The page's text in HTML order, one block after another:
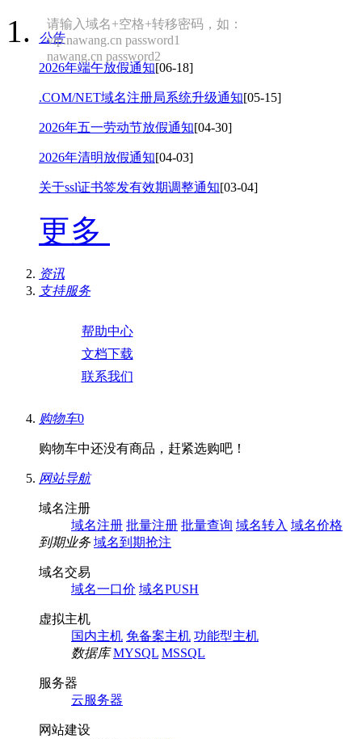
公告
2026年端午放假通知[06-18]
.COM/NET域名注册局系统升级通知[05-15]
2026年五一劳动节放假通知[04-30]
2026年清明放假通知[04-03]
关于ssl证书签发有效期调整通知[03-04]
更多
资讯
支持服务
帮助中心
文档下载
联系我们
购物车0
购物车中还没有商品，赶紧选购吧！
网站导航
域名注册
域名注册 批量注册 批量查询 域名转入 域名价格
到期业务 域名到期抢注
域名交易
域名一口价 域名PUSH
虚拟主机
国内主机 免备案主机 功能型主机
数据库 MYSQL MSSQL
服务器
云服务器
网站建设
请输入域名+空格+转移密码，如：
vip.nawang.cn password1
nawang.cn password2